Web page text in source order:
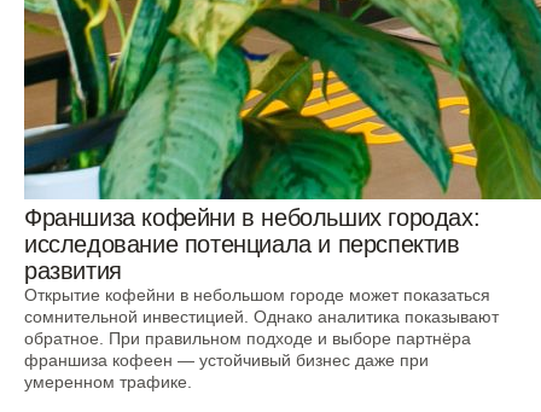
Франшиза кофейни в небольших городах:
исследование потенциала и перспектив
развития
Открытие кофейни в небольшом городе может показаться
сомнительной инвестицией. Однако аналитика показывают
обратное. При правильном подходе и выборе партнёра
франшиза кофеен — устойчивый бизнес даже при
умеренном трафике.